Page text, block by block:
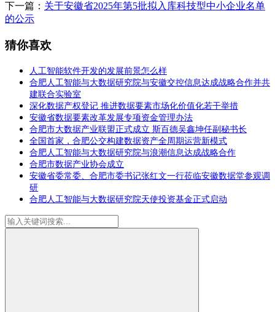
下一篇： 关于安徽省2025年第5批拟入库科技型中小企业名单
的公示
猜你喜欢
人工智能软件开发的发展前景怎么样
合肥人工智能与大数据研究院与安徽交控信息达成战略合作并共
建联合实验室
深化数据产权登记 推进数据要素市场化价值化若干举措
安徽省数据要素改革发展专项资金管理办法
合肥市大数据产业联盟正式成立 斯百德吴鑫坤任副秘书长
全国首家，合肥公交构建数据资产全周期运营新模式
合肥人工智能与大数据研究院与浪潮信息达成战略合作
合肥市数据产业协会成立
安徽省委常委、合肥市委书记张红文一行莅临安徽数据堂参观调
研
合肥人工智能与大数据研究院天使投资基金正式启动